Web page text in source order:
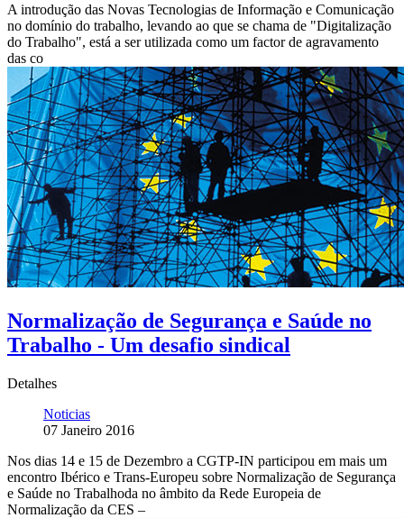
A introdução das Novas Tecnologias de Informação e Comunicação
no domínio do trabalho, levando ao que se chama de "Digitalização
do Trabalho", está a ser utilizada como um factor de agravamento
das co
Normalização de Segurança e Saúde no
Trabalho - Um desafio sindical
Detalhes
Noticias
07 Janeiro 2016
Nos dias 14 e 15 de Dezembro a CGTP-IN participou em mais um
encontro Ibérico e Trans-Europeu sobre Normalização de Segurança
e Saúde no Trabalhoda no âmbito da Rede Europeia de
Normalização da CES –